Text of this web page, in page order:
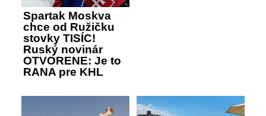
Spartak Moskva
chce od Ružičku
stovky TISÍC!
Ruský novinár
OTVORENE: Je to
RANA pre KHL